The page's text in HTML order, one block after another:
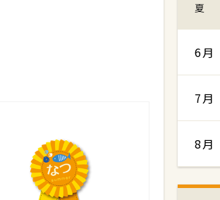
夏
6月
7月
8月